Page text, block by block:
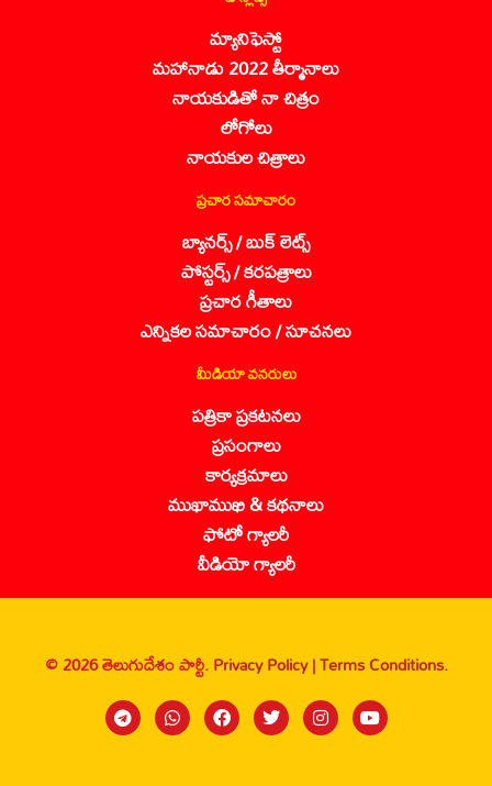
మ్యానిఫెస్టో
మహానాడు 2022 తీర్మానాలు
నాయకుడితో నా చిత్రం
లోగోలు
నాయకుల చిత్రాలు
ప్రచార సమాచారం
బ్యానర్స్ / బుక్ లెట్స్
పోస్టర్స్ / కరపత్రాలు
ప్రచార గీతాలు
ఎన్నికల సమాచారం / సూచనలు
మీడియా వనరులు
పత్రికా ప్రకటనలు
ప్రసంగాలు
కార్యక్రమాలు
ముఖాముఖి & కథనాలు
ఫోటో గ్యాలరీ
వీడియో గ్యాలరీ
© 2026 తెలుగుదేశం పార్టీ.Privacy Policy |Terms Conditions.